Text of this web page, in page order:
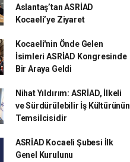
Aslantaş’tan ASRİAD
Kocaeli’ye Ziyaret
Kocaeli'nin Önde Gelen
İsimleri ASRİAD Kongresinde
Bir Araya Geldi
Nihat Yıldırım: ASRİAD, İlkeli
ve Sürdürülebilir İş Kültürünün
Temsilcisidir
ASRİAD Kocaeli Şubesi İlk
Genel Kurulunu